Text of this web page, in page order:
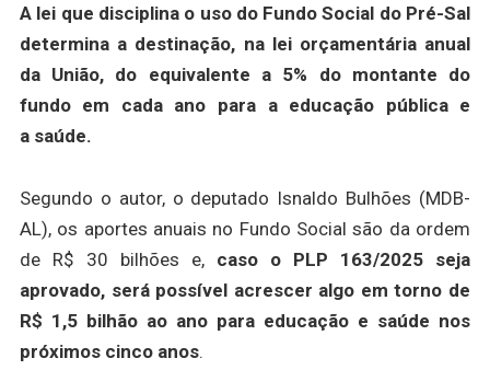
A lei que disciplina o uso do Fundo Social do Pré-Sal
determina a destinação, na lei orçamentária anual
da União, do equivalente a 5% do montante do
fundo em cada ano para a educação pública e
a saúde.
Segundo o autor, o deputado Isnaldo Bulhões (MDB-
AL), os aportes anuais no Fundo Social são da ordem
de R$ 30 bilhões e, caso o PLP 163/2025 seja
aprovado, será possível acrescer algo em torno de
R$ 1,5 bilhão ao ano para educação e saúde nos
próximos cinco anos.